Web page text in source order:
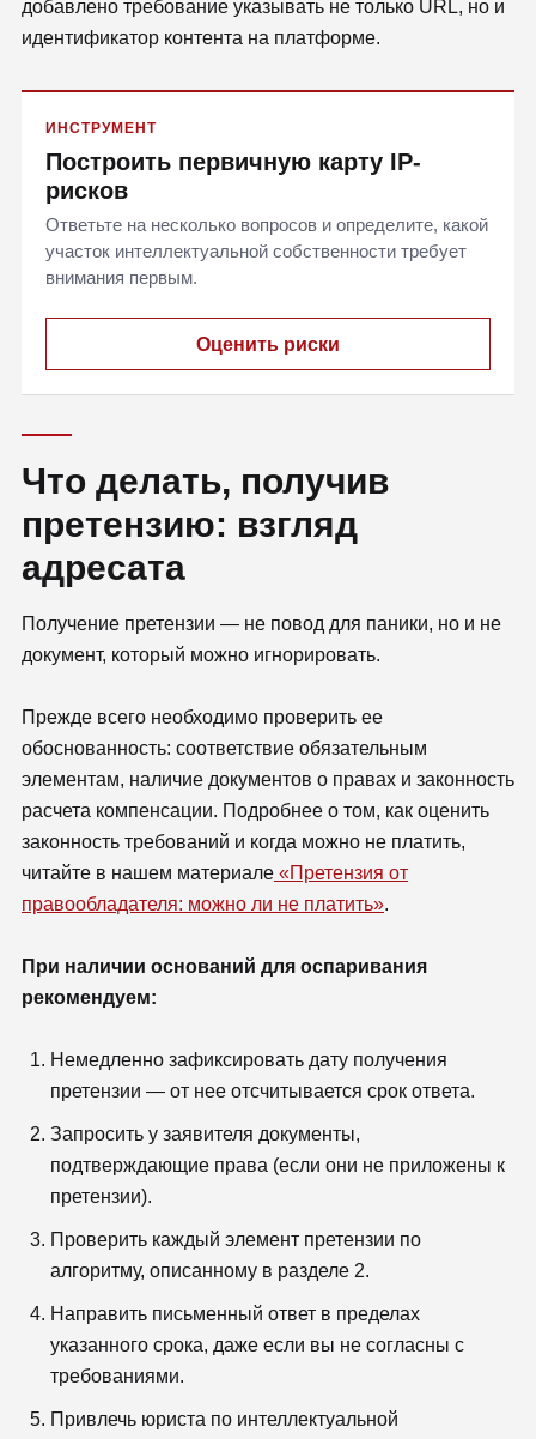
добавлено требование указывать не только URL, но и
идентификатор контента на платформе.
ИНСТРУМЕНТ
Построить первичную карту IP-
рисков
Ответьте на несколько вопросов и определите, какой
участок интеллектуальной собственности требует
внимания первым.
Оценить риски
Что делать, получив
претензию: взгляд
адресата
Получение претензии — не повод для паники, но и не
документ, который можно игнорировать.
Прежде всего необходимо проверить ее
обоснованность: соответствие обязательным
элементам, наличие документов о правах и законность
расчета компенсации. Подробнее о том, как оценить
законность требований и когда можно не платить,
читайте в нашем материале «Претензия от
правообладателя: можно ли не платить».
При наличии оснований для оспаривания
рекомендуем:
Немедленно зафиксировать дату получения
претензии — от нее отсчитывается срок ответа.
Запросить у заявителя документы,
подтверждающие права (если они не приложены к
претензии).
Проверить каждый элемент претензии по
алгоритму, описанному в разделе 2.
Направить письменный ответ в пределах
указанного срока, даже если вы не согласны с
требованиями.
Привлечь юриста по интеллектуальной